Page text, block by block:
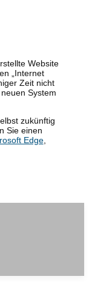
Website
„Internet
Zeit nicht
System
zukünftig
Sie einen
Edge,